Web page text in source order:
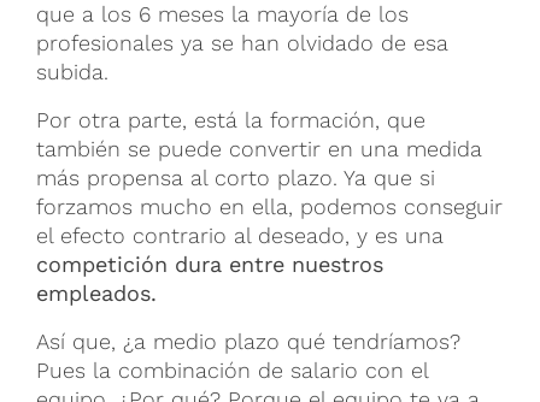
que a los 6 meses la mayoría de los
profesionales ya se han olvidado de esa
subida.
Por otra parte, está la formación, que
también se puede convertir en una medida
más propensa al corto plazo. Ya que si
forzamos mucho en ella, podemos conseguir
el efecto contrario al deseado, y es una
competición dura entre nuestros
empleados.
Así que, ¿a medio plazo qué tendríamos?
Pues la combinación de salario con el